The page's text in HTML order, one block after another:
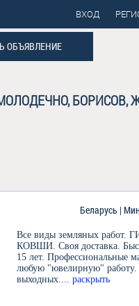
ВХОД
ОБЪЯВЛЕНИЕ
БОРИСОВ,
Беларусь |
Все виды земляных
КОВШИ. Своя доставка.
15 лет. Профессиональные
любую "ювелирную" работу.
выходных.... раскрыть